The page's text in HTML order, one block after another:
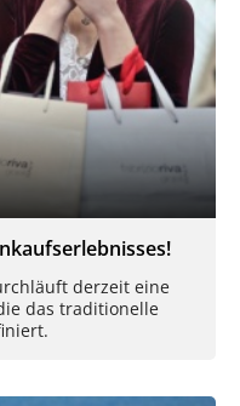
derzeit eine
das traditionelle